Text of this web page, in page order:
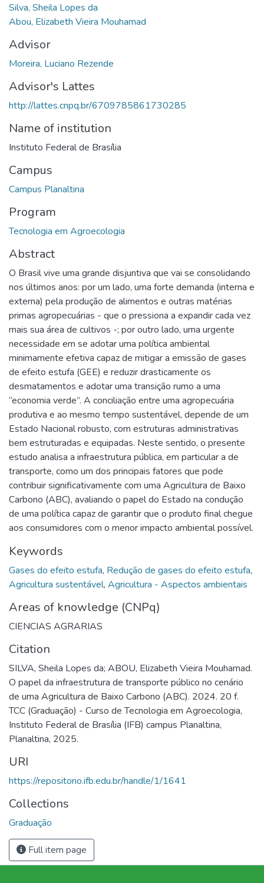
Silva, Sheila Lopes da
Abou, Elizabeth Vieira Mouhamad
Advisor
Moreira, Luciano Rezende
Advisor's Lattes
http://lattes.cnpq.br/6709785861730285
Name of institution
Instituto Federal de Brasília
Campus
Campus Planaltina
Program
Tecnologia em Agroecologia
Abstract
O Brasil vive uma grande disjuntiva que vai se consolidando
nos últimos anos: por um lado, uma forte demanda (interna e
externa) pela produção de alimentos e outras matérias
primas agropecuárias - que o pressiona a expandir cada vez
mais sua área de cultivos -; por outro lado, uma urgente
necessidade em se adotar uma política ambiental
minimamente efetiva capaz de mitigar a emissão de gases
de efeito estufa (GEE) e reduzir drasticamente os
desmatamentos e adotar uma transição rumo a uma
“economia verde”. A conciliação entre uma agropecuária
produtiva e ao mesmo tempo sustentável, depende de um
Estado Nacional robusto, com estruturas administrativas
bem estruturadas e equipadas. Neste sentido, o presente
estudo analisa a infraestrutura pública, em particular a de
transporte, como um dos principais fatores que pode
contribuir significativamente com uma Agricultura de Baixo
Carbono (ABC), avaliando o papel do Estado na condução
de uma política capaz de garantir que o produto final chegue
aos consumidores com o menor impacto ambiental possível.
Keywords
Gases do efeito estufa, Redução de gases do efeito estufa,
Agricultura sustentável, Agricultura - Aspectos ambientais
Areas of knowledge (CNPq)
CIENCIAS AGRARIAS
Citation
SILVA, Sheila Lopes da; ABOU, Elizabeth Vieira Mouhamad.
O papel da infraestrutura de transporte público no cenário
de uma Agricultura de Baixo Carbono (ABC). 2024. 20 f.
TCC (Graduação) - Curso de Tecnologia em Agroecologia,
Instituto Federal de Brasília (IFB) campus Planaltina,
Planaltina, 2025.
URI
https://repositorio.ifb.edu.br/handle/1/1641
Collections
Graduação
Full item page